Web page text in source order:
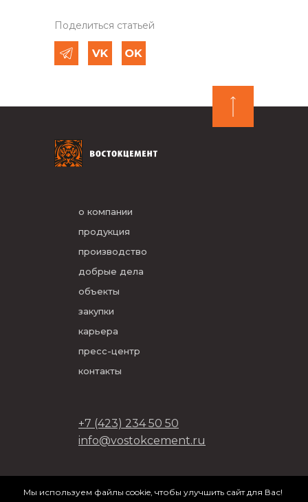
Поделиться статьей
о компании
продукция
производство
добрые дела
объекты
закупки
карьера
пресс-центр
контакты
+7 (423) 234 50 50
info@vostokcement.ru
разработано вDVIGA
Мы используем файлы cookie, чтобы улучшить сайт для Вас!